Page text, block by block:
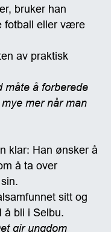
bruker han
fotball eller være
av praktisk
måte å forberede
mer når man
klar: Han ønsker å
å ta over
sitt og
å bli i Selbu.
gir ungdom